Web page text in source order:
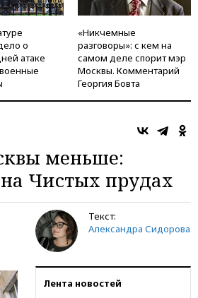
о
атаке
«Никчемные
разговоры»: с кем на
самом деле спорит мэр
Москвы. Комментарий
Георгия Бовта
меньше:
Чистых прудах
Текст:
Александра Сидорова
Лента новостей